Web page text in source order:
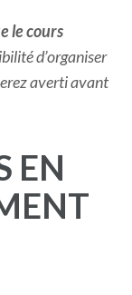
le cours
d’organiser
averti avant
EN